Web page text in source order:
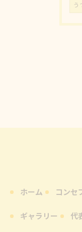
う
ホーム コンセ
ギャラリー 代